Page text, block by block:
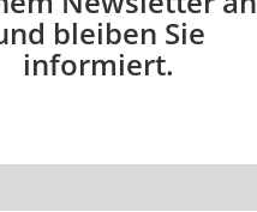
bleiben Sie
informiert.